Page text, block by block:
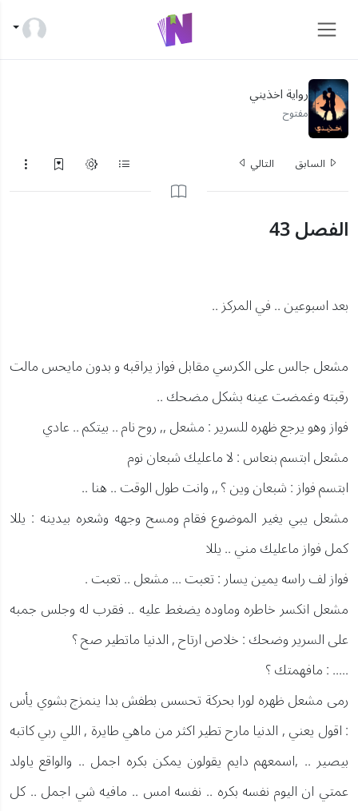
رواية اخذيني
مفتوح
السابق التالي
الفصل 43
بعد اسبوعين .. في المركز ..
مشعل جالس على الكرسي مقابل فواز يراقبه و بدون مايحس مالت
رقبته وغمضت عينه بشكل مضحك ..
فواز وهو يرجع ظهره للسرير : مشعل ,, روح نام .. بيتكم .. عادي
مشعل ابتسم بنعاس : لا ماعليك شبعان نوم
ابتسم فواز : شبعان وين ؟ ,, وانت طول الوقت .. هنا ..
مشعل يبي يغير الموضوع فقام ومسح وجهه وشعره بيدينه : يللا
كمل فواز ماعليك مني .. يللا
فواز لف راسه يمين يسار : تعبت ... مشعل .. تعبت .
مشعل انكسر خاطره وماوده يضغط عليه .. فقرب له وجلس جمبه
على السرير وضحك : خلاص ارتاح , الدنيا ماتطير صح ؟
..... : مافهمتك ؟
رمى مشعل ظهره لورا بحركة تحسس بطفش بدا ينمزج بشوي يأس
: اقول يعني , الدنيا مارح تطير اكثر من ماهي طايرة , اللي ربي كاتبه
بيصير .. ,اسمعهم دايم يقولون يمكن بكره اجمل .. والواقع ياولد
عمتي ان اليوم نفسه بكره .. نفسه امس .. مافيه شي اجمل .. كل